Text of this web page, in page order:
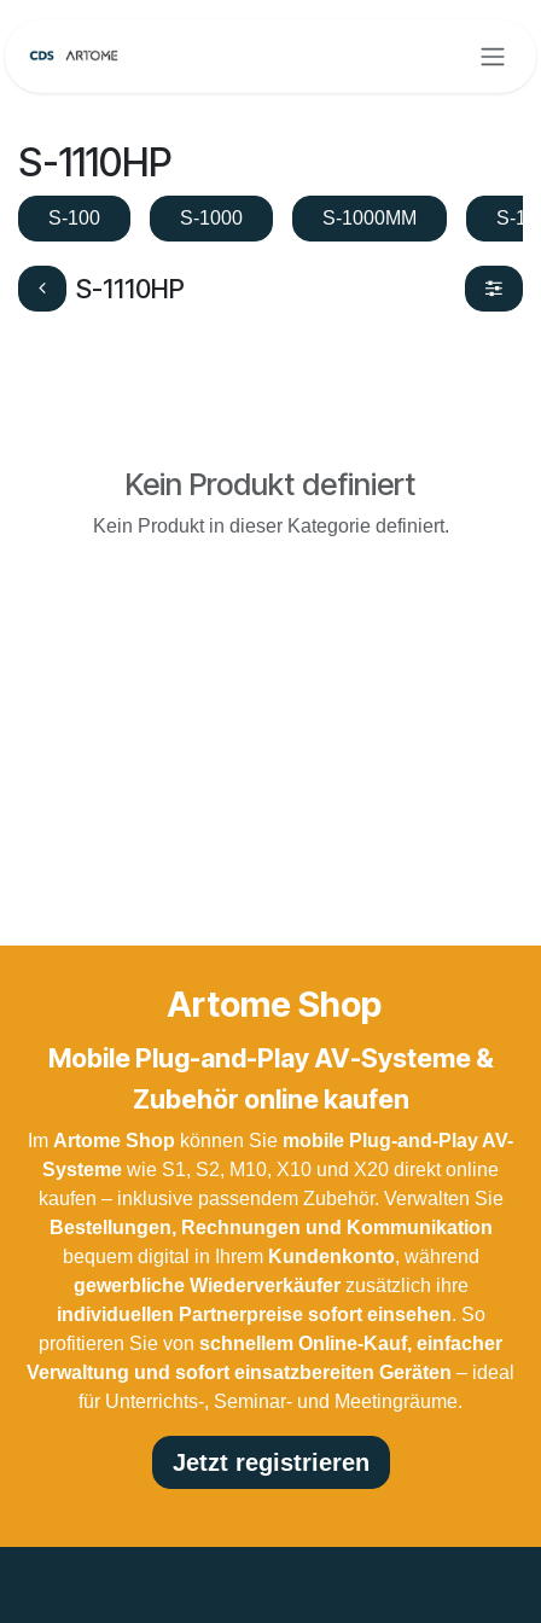
S-1110HP
S-100 S-1000 S-1000MM S-
S-1110HP
Kein Produkt definiert
Kein Produkt in dieser Kategorie definiert.
Artome Shop
Mobile Plug-and-Play AV-Systeme &
Zubehör online kaufen
Im Artome Shop können Sie mobile Plug-and-Play AV-
Systeme wie S1, S2, M10, X10 und X20 direkt online
kaufen – inklusive passendem Zubehör. Verwalten Sie
Bestellungen, Rechnungen und Kommunikation
bequem digital in Ihrem Kundenkonto, während
gewerbliche Wiederverkäuferzusätzlich ihre
individuellen Partnerpreise sofort einsehen. So
profitieren Sie von schnellem Online-Kauf, einfacher
Verwaltung und sofort einsatzbereiten Geräten – ideal
für Unterrichts-, Seminar- und Meetingräume.
Jetzt registrieren